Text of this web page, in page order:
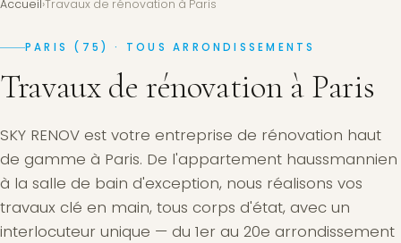
Accueil›Travaux de rénovation à Paris
PARIS (75) · TOUS ARRONDISSEMENTS
Travaux de rénovation à Paris
SKY RENOV est votre entreprise de rénovation haut
de gamme à Paris. De l'appartement haussmannien
à la salle de bain d'exception, nous réalisons vos
travaux clé en main, tous corps d'état, avec un
interlocuteur unique — du 1er au 20e arrondissement